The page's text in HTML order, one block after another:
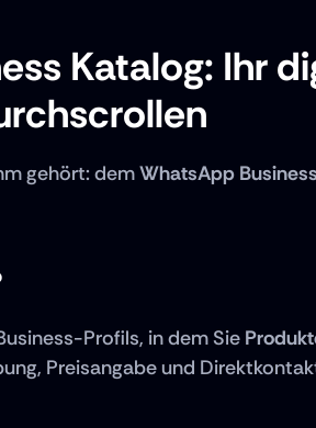
Katalog: Ihr
gehört: dem WhatsApp
Profils, in dem Sie
Preisangabe und